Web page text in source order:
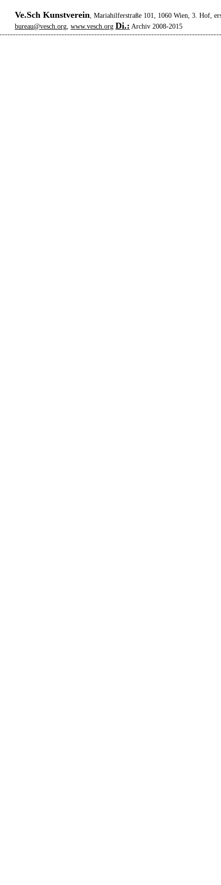
Ve.Sch Kunstverein, Mariahilferstraße 101, 1060 Wien, 3. Hof,
bureau@vesch.org, www.vesch.org Di.: Archiv 2008-2015